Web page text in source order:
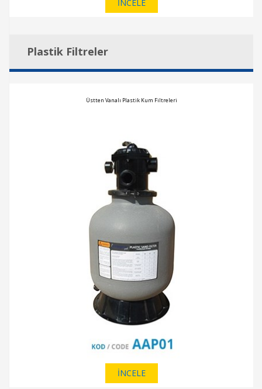
İNCELE
Plastik Filtreler
Üstten Vanalı Plastik Kum Filtreleri
İNCELE